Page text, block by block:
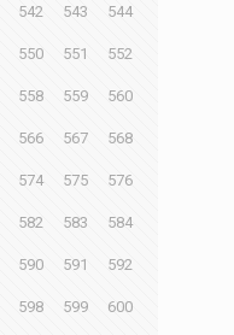
542 543 544
550 551 552
558 559 560
566 567 568
574 575 576
582 583 584
590 591 592
598 599 600